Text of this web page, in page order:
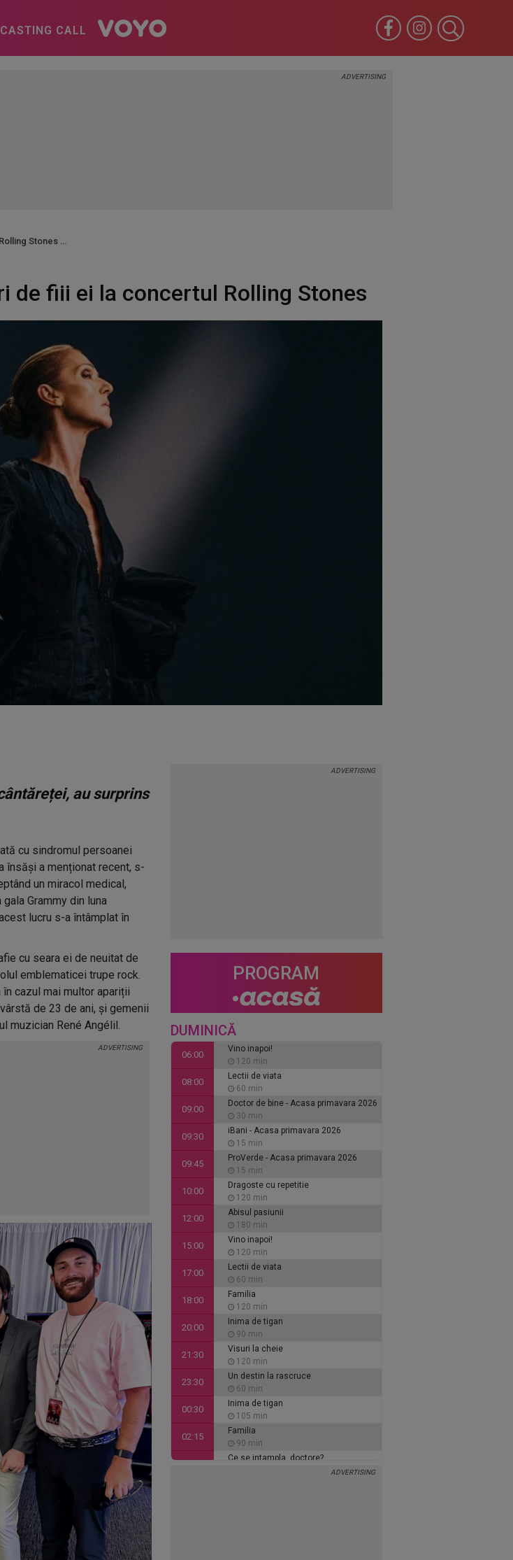
CASTING CALL
Stones
de fiii ei la concertul Rolling Stones
au surprins
cu sindromul persoanei
însăși a menționat recent, s-
un miracol medical,
Grammy din luna
lucru s-a întâmplat în
cu seara ei de neuitat de
emblematicei trupe rock.
cazul mai multor apariții
de 23 de ani, și gemenii
muzician René Angélil.
PROGRAM
DUMINICĂ
06:00
Vino inapoi!
120 min
08:00
Lectii de viata
60 min
09:00
Doctor de bine - Acasa primavara 2026
30 min
09:30
iBani - Acasa primavara 2026
15 min
09:45
ProVerde - Acasa primavara 2026
15 min
10:00
Dragoste cu repetitie
120 min
12:00
Abisul pasiunii
180 min
15:00
Vino inapoi!
120 min
17:00
Lectii de viata
60 min
18:00
Familia
120 min
20:00
Inima de tigan
90 min
21:30
Visuri la cheie
120 min
23:30
Un destin la rascruce
60 min
00:30
Inima de tigan
105 min
02:15
Familia
90 min
Ce se intampla, doctore?